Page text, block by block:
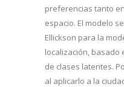
preferencias tanto
espacio. El modelo
Ellickson para la
localización, basado
de clases latentes.
al aplicarlo a la